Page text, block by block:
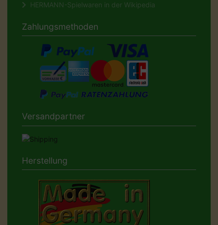
HERMANN-Spielwaren in der Wikipedia
Zahlungsmethoden
Versandpartner
Herstellung